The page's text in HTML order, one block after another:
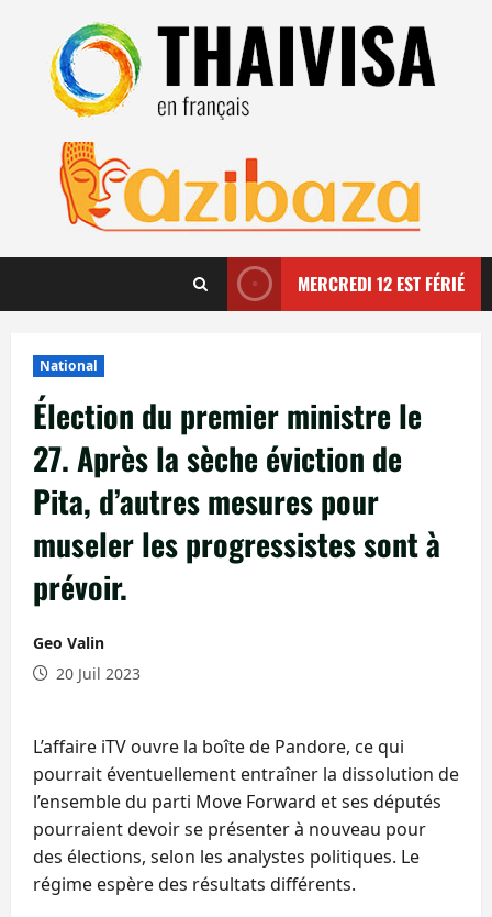
contenu
MERCREDI 12 EST FÉRIÉ
National
Élection du premier ministre le
27. Après la sèche éviction de
Pita, d’autres mesures pour
museler les progressistes sont à
prévoir.
Geo Valin
20 Juil 2023
L’affaire iTV ouvre la boîte de Pandore, ce qui
pourrait éventuellement entraîner la dissolution de
l’ensemble du parti Move Forward et ses députés
pourraient devoir se présenter à nouveau pour
des élections, selon les analystes politiques. Le
régime espère des résultats différents.